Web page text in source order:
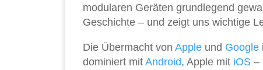
modularen Geräten grundlegend
Geschichte – und zeigt uns wichtige
Die Übermacht von Apple und Google
dominiert mit Android, Apple mit iOS –